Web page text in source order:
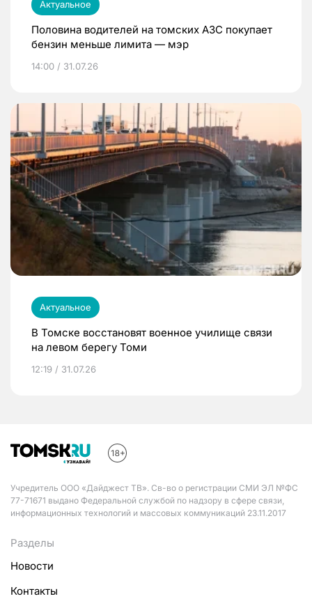
Актуальное
Половина водителей на томских АЗС покупает
бензин меньше лимита — мэр
14:00 / 31.07.26
Актуальное
В Томске восстановят военное училище связи
на левом берегу Томи
12:19 / 31.07.26
Учредитель ООО «Дайджест ТВ». Св-во о регистрации СМИ ЭЛ №ФС
77-71671 выдано Федеральной службой по надзору в сфере связи,
информационных технологий и массовых коммуникаций 23.11.2017
Разделы
Новости
Контакты